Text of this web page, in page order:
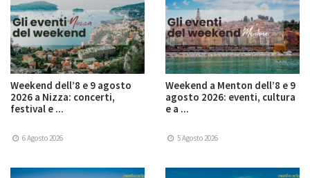
Weekend dell’8 e 9 agosto
2026 a Nizza: concerti,
festival e ...
6 Agosto 2026
Weekend a Menton dell’8 e 9
agosto 2026: eventi, cultura
e a ...
5 Agosto 2026